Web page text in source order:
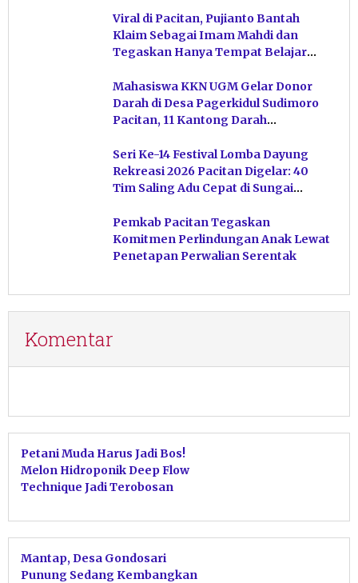
Viral di Pacitan, Pujianto Bantah
Klaim Sebagai Imam Mahdi dan
Tegaskan Hanya Tempat Belajar
Mahasiswa KKN UGM Gelar Donor
Darah di Desa Pagerkidul Sudimoro
Pacitan, 11 Kantong Darah
Seri Ke-14 Festival Lomba Dayung
Rekreasi 2026 Pacitan Digelar: 40
Tim Saling Adu Cepat di Sungai
Pemkab Pacitan Tegaskan
Komitmen Perlindungan Anak Lewat
Penetapan Perwalian Serentak
Komentar
Petani Muda Harus Jadi Bos!
Melon Hidroponik Deep Flow
Technique Jadi Terobosan
Mantap, Desa Gondosari
Punung Sedang Kembangkan